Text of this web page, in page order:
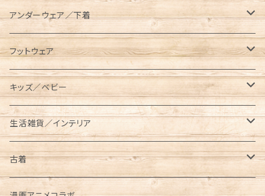
BEN DAVIS（ベンデイビス）
BRIEFING（ブリーフィング）
BUTTERFLY TWISTS（バタフライツイスト）
Champion（チャンピオン）
CHUMS（チャムス）
東北限定販売アイテム
ダッチオーブンケース
ポールケース
メスティンケース
トラッシュバッグ／ゴミ入れ
薪入れ／薪バッグ
トイレットペーパー／ティッシュケース
レジャーシート／グランドシート
ランタン／ライト類
タンブラー／水筒
クッカー／食器
メスティン
ケトル
長袖Tシャツ
七分袖Tシャツ
シャツ
長袖
半袖
スウェット／トレーナー
半袖
長袖
パーカー
プルパーカー
ジップパーカー
ジャケット／アウター
コーチジャケット
中綿ジャケット
オーバーオール／オールインワン
ハーフパンツ／ショーツ
クロップドパンツ
ベルト／サスペンダー
マフラー／ネックウォーマー／ネックゲイター
ニットキャップ
手袋／グローブ
パスケース
リュック
ショルダーバッグ
メッセンジャーバッグ
サコッシュ／ポーチ
トートバッグ
アンダーウェア／下着
ソックス
ロング
ショート／アンクル
レギンス／スパッツ
フットウェア
スニーカー
サンダル
ブーツ
キッズ／ベビー
キッズ
半袖Tシャツ
長袖Tシャツ
ベビー
ベビービブ
生活雑貨／インテリア
タンブラー／コップ／水筒
古着